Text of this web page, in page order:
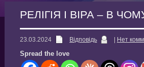
РЕЛІГІЯ І ВІРА – В
23.03.2024 Відповідь Нет
Spread the love